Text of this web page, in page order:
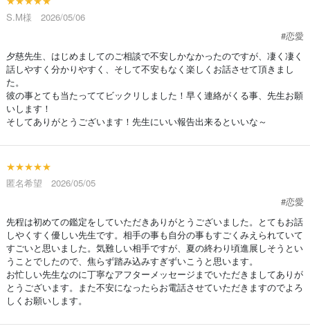
S.M様 2026/05/06
#恋愛
夕慈先生、はじめましてのご相談で不安しかなかったのですが、凄く凄く
話しやすく分かりやすく、そして不安もなく楽しくお話させて頂きまし
た。
彼の事とても当たっててビックリしました！早く連絡がくる事、先生お願
いします！
そしてありがとうございます！先生にいい報告出来るといいな～
★★★★★
匿名希望 2026/05/05
#恋愛
先程は初めての鑑定をしていただきありがとうございました。とてもお話
しやくすく優しい先生です。相手の事も自分の事もすごくみえられていて
すごいと思いました。気難しい相手ですが、夏の終わり頃進展しそうとい
うことでしたので、焦らず踏み込みすぎずいこうと思います。
お忙しい先生なのに丁寧なアフターメッセージまでいただきましてありが
とうございます。また不安になったらお電話させていただきますのでよろ
しくお願いします。